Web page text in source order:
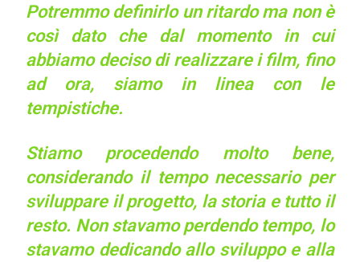
Potremmo definirlo un ritardo ma non è
così dato che dal momento in cui
abbiamo deciso di realizzare i film, fino
ad ora, siamo in linea con le
tempistiche.
Stiamo procedendo molto bene,
considerando il tempo necessario per
sviluppare il progetto, la storia e tutto il
resto. Non stavamo perdendo tempo, lo
stavamo dedicando allo sviluppo e alla